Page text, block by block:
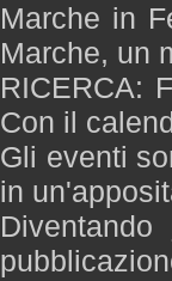
Marche in
Marche, un
RICERCA:
Con il
Gli eventi
in
Diventando